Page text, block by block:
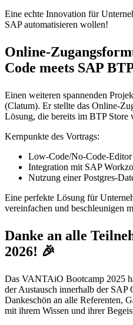
Eine echte Innovation für
SAP automatisieren wollen!
Online-
Code meets SAP
Einen weiteren spannenden
(Clatum). Er stellte das Online-
Lösung, die bereits im BTP Store
Kernpunkte des Vortrags:
Low-Code/No-Code-
Integration mit SAP
Nutzung einer Postgres-
Eine perfekte Lösung für
vereinfachen und beschleunigen
Danke an alle
2026! 🎉
Das VANTAiO Bootcamp 2025
der Austausch innerhalb der SAP
Dankeschön an alle Referenten,
mit ihrem Wissen und ihrer